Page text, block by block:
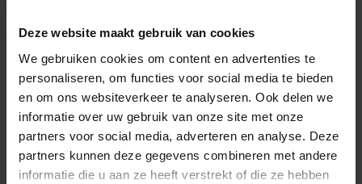
Deze website maakt gebruik van cookies
We gebruiken cookies om content en advertenties te
personaliseren, om functies voor social media te bieden
en om ons websiteverkeer te analyseren. Ook delen we
informatie over uw gebruik van onze site met onze
partners voor social media, adverteren en analyse. Deze
partners kunnen deze gegevens combineren met andere
informatie die u aan ze heeft verstrekt of die ze hebben
Bolvorm Verspreide vorm